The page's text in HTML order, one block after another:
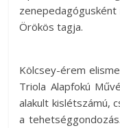
zenepedagógusként
Örökös tagja.
Kölcsey-érem
Triola Alapfokú
alakult kislétszámú,
a